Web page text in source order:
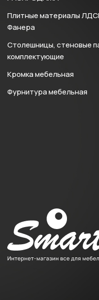
Плитные материалы
Фанера
Столешницы, стеновые
комплектующие
Кромка мебельная
Фурнитура мебельная